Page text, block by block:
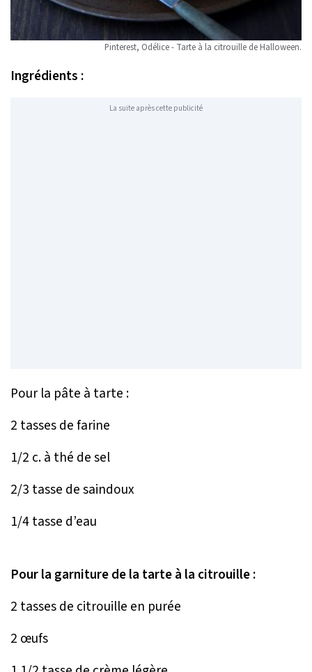
Pinterest, Odélice - Tarte à la citrouille de Halloween.
Ingrédients :
La suite après cette publicité
Pour la pâte à tarte :
2 tasses de farine
1/2 c. à thé de sel
2/3 tasse de saindoux
1/4 tasse d’eau
Pour la garniture de la tarte à la citrouille :
2 tasses de citrouille en purée
2 œufs